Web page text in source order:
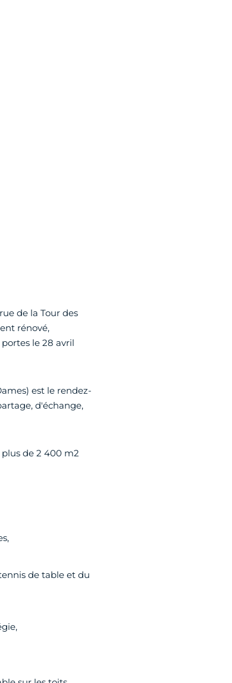
de la Tour des
rénové,
le 28 avril
est le rendez-
d'échange,
de 2 400 m2
de table et du